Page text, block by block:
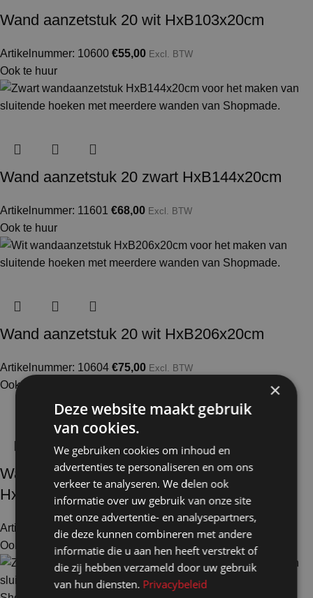
Wand aanzetstuk 20 wit HxB103x20cm
Artikelnummer: 10600 €55,00 Excl. BTW
Ook te huur
Wand aanzetstuk 20 zwart HxB144x20cm
Artikelnummer: 11601 €68,00 Excl. BTW
Ook te huur
Wand aanzetstuk 20 wit HxB206x20cm
Artikelnummer: 10604 €75,00 Excl. BTW
Ook te huur
Wand aanzetstuk 20 volledig zwart
HxB103x20cm
Artikelnummer: 13600 Excl. BTW
Ook te huur
×
Deze website maakt gebruik
van cookies.
We gebruiken cookies om inhoud en
advertenties te personaliseren en om ons
verkeer te analyseren. We delen ook
informatie over uw gebruik van onze site
met onze advertentie- en analysepartners,
die deze kunnen combineren met andere
informatie die u aan hen heeft verstrekt of
die zij hebben verzameld door uw gebruik
van hun diensten. Privacybeleid